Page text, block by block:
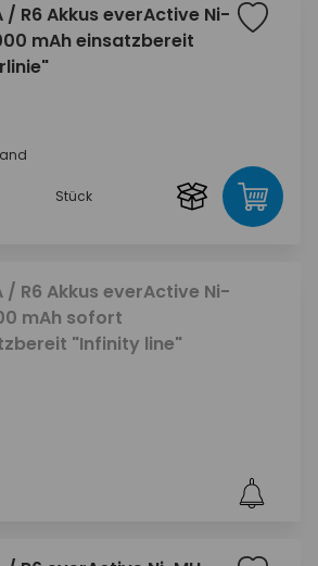
/ R6 Akkus everActive Ni-
mAh einsatzbereit
Stück
/ R6 Akkus everActive Ni-
mAh sofort
"Infinity line"